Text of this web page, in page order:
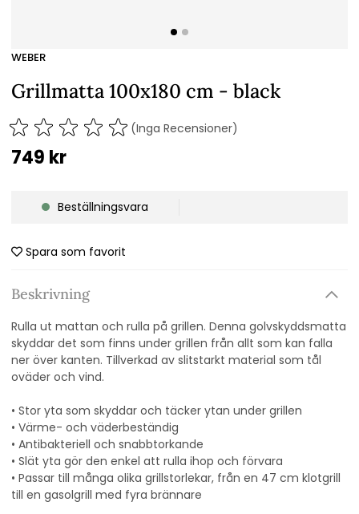
WEBER
Grillmatta 100x180 cm - black
(Inga Recensioner)
749 kr
Beställningsvara
Spara som favorit
Beskrivning
Rulla ut mattan och rulla på grillen. Denna golvskyddsmatta
skyddar det som finns under grillen från allt som kan falla
ner över kanten. Tillverkad av slitstarkt material som tål
oväder och vind.
• Stor yta som skyddar och täcker ytan under grillen
• Värme- och väderbeständig
• Antibakteriell och snabbtorkande
• Slät yta gör den enkel att rulla ihop och förvara
• Passar till många olika grillstorlekar, från en 47 cm klotgrill
till en gasolgrill med fyra brännare